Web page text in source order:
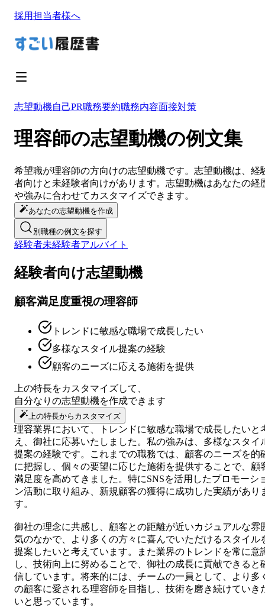
採用担当者様へ
志望動機自己PR職務要約職務内容面接対策
理容師の志望動機の例文集
希望職が理容師の方向けの志望動機です。 志望動機は、経
者向けと未経験者向けがあります。 志望動機はあなたの経
や強みに合わせてカスタマイズできます。
あなたの志望動機を作成
別職種の例文を探す
経験者未経験者アルバイト
経験者向け志望動機
顧客満足度重視の理容師
トレンドに敏感な職場で成長したい
多様なスタイル提案の経験
顧客のニーズに応える施術を提供
上の特長をカスタマイズして、
自分なりの志望動機を作成できます
上の特長からカスタマイズ
理容業界において、トレンドに敏感な職場で成長したいと
え、御社に応募いたしました。私の強みは、多様なスタイ
提案の経験です。これまでの職務では、顧客のニーズを的
に把握し、個々の要望に応じた施術を提供することで、顧
満足度を高めてきました。特にSNSを活用したプロモーシ
ン活動に取り組み、新規顧客の獲得に成功した実績があり
す。
御社の理念に共感し、顧客との距離が近いカジュアルな雰
気のなかで、より多くの方々に喜んでいただけるスタイル
提案したいと考えています。また業界のトレンドを常に意
し、技術向上に努めることで、御社の成長に貢献できると
信しています。将来的には、チームの一員として、より多
の顧客に愛される理容師を目指し、技術を磨き続けていき
いと思っています。